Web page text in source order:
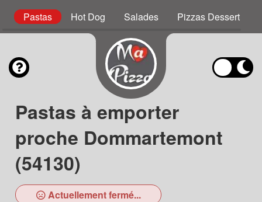
Pastas Hot Dog Salades Pizzas Dessert
Pastas à emporter
proche Dommartemont
(54130)
Actuellement fermé...